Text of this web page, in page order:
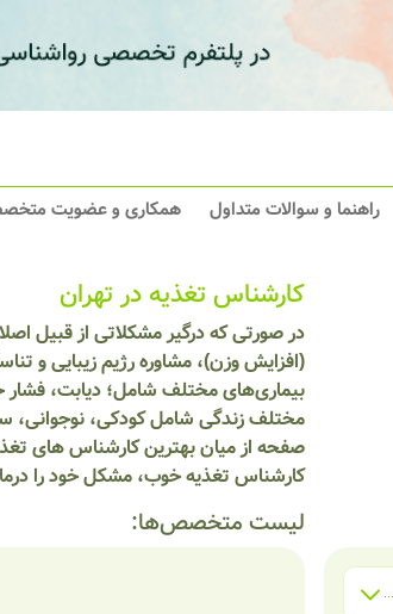
راهنما و سوالات متداول همکاری و عضویت
کارشناس تغذیه در تهران
در صورتی که درگیر مشکلاتی از قبیل
(افزایش وزن)، مشاوره رژیم زیبایی و
بیماری‌های مختلف شامل؛ دیابت، فشار
مختلف زندگی شامل کودکی، نوجوانی،
صفحه از میان بهترین کارشناس های
کارشناس تغذیه خوب، مشکل خود را
لیست متخصص‌ها:
)